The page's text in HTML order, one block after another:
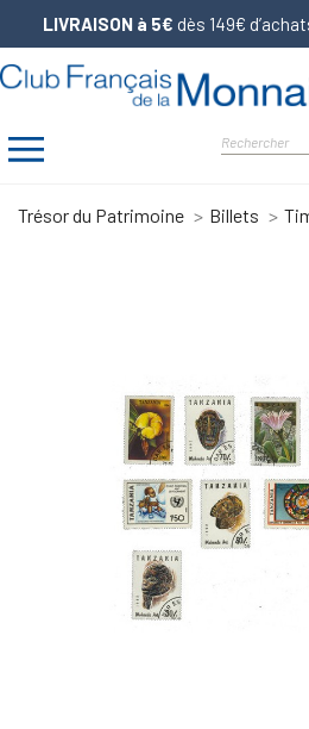
LIVRAISON à 5€ dès 149€
Trésor du Patrimoine Billets